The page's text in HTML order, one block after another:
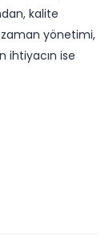
kalite
yönetimi,
ihtiyacın ise